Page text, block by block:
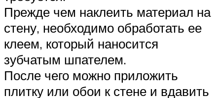
Прежде чем наклеить материал на
стену, необходимо обработать ее
клеем, который наносится
зубчатым шпателем.
После чего можно приложить
плитку или обои к стене и вдавить